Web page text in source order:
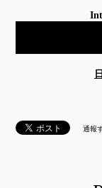
通報